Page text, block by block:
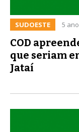
SUDOESTE 5
COD
que seriam
Jataí